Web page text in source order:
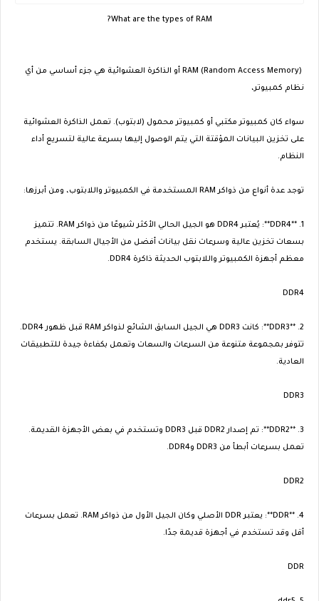
What are the types of RAM?
RAM (Random Access Memory) أو الذاكرة العشوائية هي جزء أساسي من أي
نظام كمبيوتر،
سواء كان كمبيوتر مكتبي أو كمبيوتر محمول (لابتوب). تعمل الذاكرة العشوائية
على تخزين البيانات المؤقتة التي يتم الوصول إليها بسرعة عالية لتسريع أداء
النظام.
توجد عدة أنواع من ذواكر RAM المستخدمة في الكمبيوتر واللابتوب، ومن أبرزها:
1. **DDR4**: يُعتبر DDR4 هو الجيل الحالي الأكثر شيوعًا من ذواكر RAM. تتميز
بسعات تخزين عالية وسرعات نقل بيانات أفضل من الأجيال السابقة. يستخدم
معظم أجهزة الكمبيوتر واللابتوب الحديثة ذاكرة DDR4.
DDR4
2. **DDR3**: كانت DDR3 هي الجيل السابق الشائع لذواكر RAM قبل ظهور DDR4.
تتوفر بمجموعة متنوعة من السرعات والسعات وتعمل بكفاءة جيدة للتطبيقات
العادية.
DDR3
3. **DDR2**: تم إصدار DDR2 قبل DDR3 وتستخدم في بعض الأجهزة القديمة.
تعمل بسرعات أبطأ من DDR3 وDDR4.
DDR2
4. **DDR**: يعتبر DDR الأصلي وكان الجيل الأول من ذواكر RAM. تعمل بسرعات
أقل وقد تستخدم في أجهزة قديمة جدًا.
DDR